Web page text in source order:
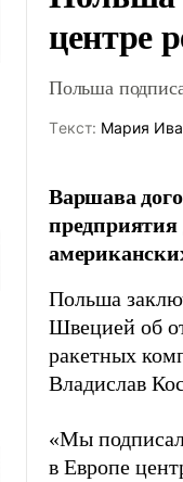
центре
Польша
Tекст: Мария
Варшава
предприятия
Польша
Швецией об
ракетных
Владислав
«Мы
в Европе